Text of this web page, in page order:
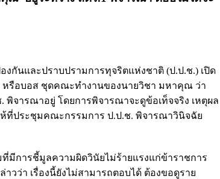
งกันและปราบปรามการทุจริตแห่งชาติ (ป.ป.ช.) เปิด
หรือบอส ชุดคณะทำงานของนายวิชา มหาคุณ ว่า
จารณาอยู่ โดยการพิจารณาจะดูข้อเท็จจริง เหตุผล
ที่ประชุมคณะกรรมการ ป.ป.ช. พิจารณาวินิจฉัย
มีการชี้มูลความผิดวินัยไม่ร้ายแรงแก่ข้าราชการ
วว่า เรื่องนี้ยังไม่สามารถตอบได้ ต้องขอดูราย